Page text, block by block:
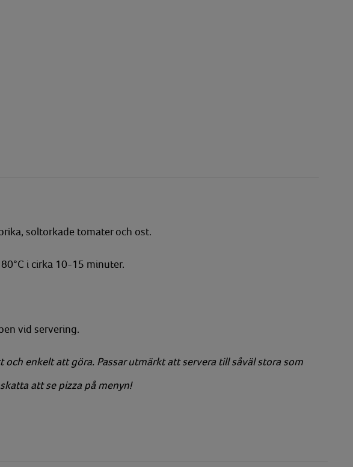
soltorkade tomater och ost.
i cirka 10-15 minuter.
vid servering.
och enkelt att göra. Passar utmärkt att servera till såväl stora som
att se pizza på menyn!